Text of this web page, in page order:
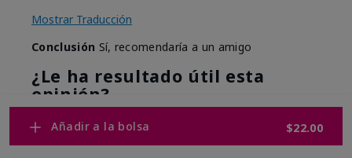
Añadir a la bolsa $22.00
Mostrar Traducción
Conclusión Sí, recomendaría a un amigo
¿Le ha resultado útil esta
opinión?
4 0